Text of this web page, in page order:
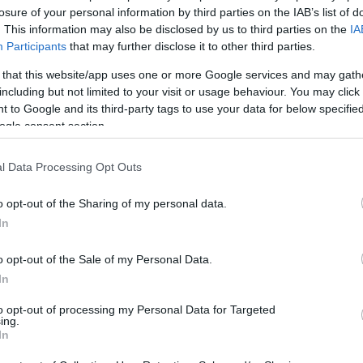
of your personal information by third parties on the IAB’s list of
This information may also be disclosed by us to third parties on the
Participants that may further disclose it to other third parties.
that this website/app uses one or more Google services and may
but not limited to your visit or usage behaviour. You may
to Google and its third-party tags to use your data for below
consent section.
Data Processing Opt Outs
opt-out of the Sharing of my personal data.
opt-out of the Sale of my Personal Data.
opt-out of processing my Personal Data for Targeted
Subcategoría
Lejía y desinfectantes
de Sanytol elimina el 99,9% de los gérmenes